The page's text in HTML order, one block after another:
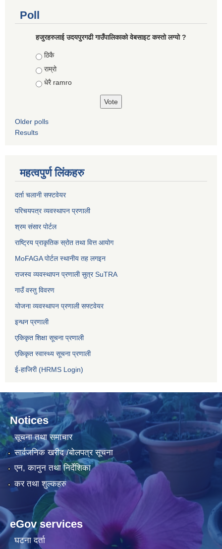
Poll
हजुरहरुलाई उदयपुरगढी गाउँपालिकाको वेबसाइट कस्तो लग्यो ?
Choices
ठिकै
राम्रो
धेरै ramro
Older polls
Results
महत्वपुर्ण लिंकहरु
दर्ता चलानी सफ्टवेयर
परिचयपत्र व्यवस्थापन प्रणाली
श्रम संसार पोर्टल
राष्ट्रिय प्राकृतिक स्रोत तथा वित्त आयोग
MoFAGA पोर्टल स्थानीय तह लगइन
राजस्व व्यवस्थापन प्रणाली सुत्र SuTRA
गाउँ वस्तु विवरण
योजना व्यवस्थापन प्रणाली सफ्टवेयर
इन्धन प्रणाली
एकिकृत शिक्षा सूचना प्रणाली
एकिकृत स्वास्थ्य सूचना प्रणाली
ई-हाजिरी (HRMS Login)
Notices
सूचना तथा समाचार
सार्वजनिक खरीद /बोलपत्र सूचना
एन, कानुन तथा निर्देशिका
कर तथा शुल्कहरु
eGov services
घटना दर्ता